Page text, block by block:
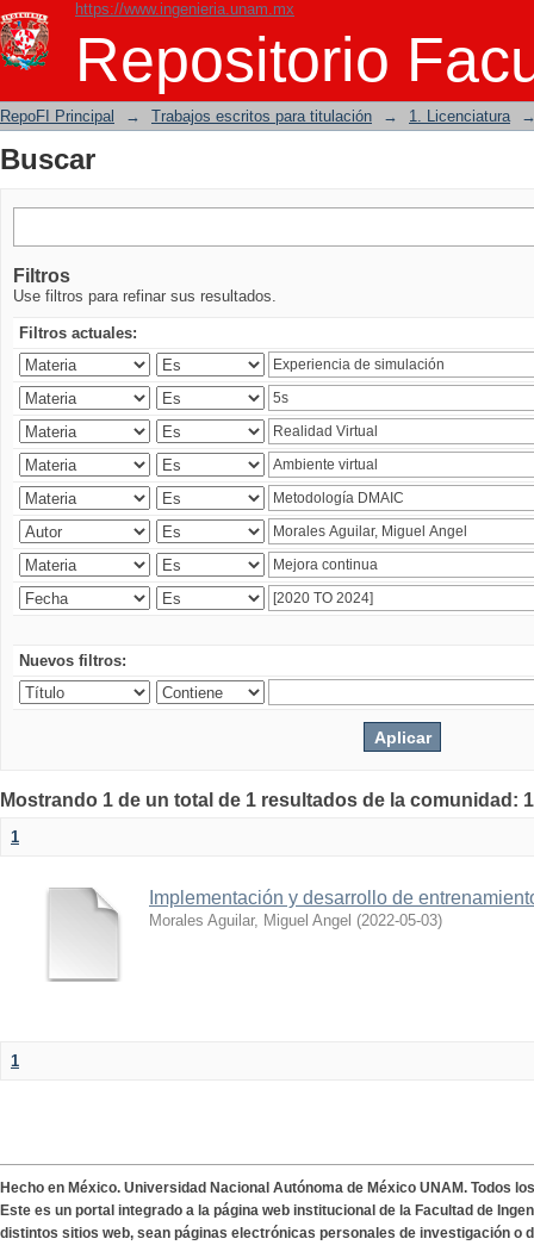
https://www.ingenieria.unam.mx
Repositorio
Buscar
RepoFI Principal → Trabajos escritos para titulación → 1. Licenciatura
Buscar
Filtros
Use filtros para refinar sus resultados.
Filtros actuales:
Nuevos filtros:
Mostrando 1 de un total de 1 resultados de la comunidad:
1
Implementación y desarrollo de
Morales Aguilar, Miguel Angel (2022-05-03)
1
Hecho en México. Universidad Nacional Autónoma de México UNAM. Todos
Este es un portal integrado a la página web institucional de la Facultad de
distintos sitios web, sean páginas electrónicas personales de investigación o